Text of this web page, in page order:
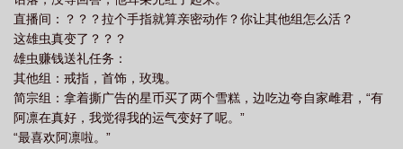
直播间：？？？拉个手指就算亲密动作？你让其他组怎么活？
这雄虫真变了？？？
雄虫赚钱送礼任务：
其他组：戒指，首饰，玫瑰。
简宗组：拿着撕广告的星币买了两个雪糕，边吃边夸自家雌君，“有
阿凛在真好，我觉得我的运气变好了呢。”
“最喜欢阿凛啦。”